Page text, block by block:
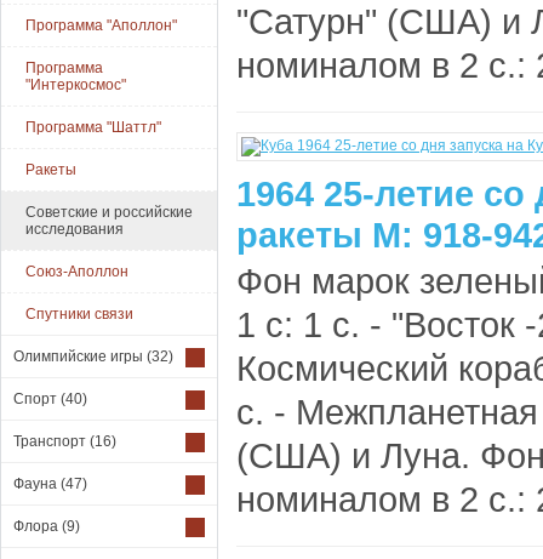
Программа "Аполлон"
Программа
"Интеркосмос"
Программа "Шаттл"
Ракеты
Советские и российские
исследования
Союз-Аполлон
Спутники связи
Олимпийские игры (32)
Спорт (40)
Транспорт (16)
Фауна (47)
Флора (9)
"Сатурн" (США) и
номиналом в 2 с.:
1964 25-летие со
ракеты М: 918-
Фон марок
1 с: 1 с. -
Космический
с. -
(США) и Луна. Фон
номиналом в 2 с.: